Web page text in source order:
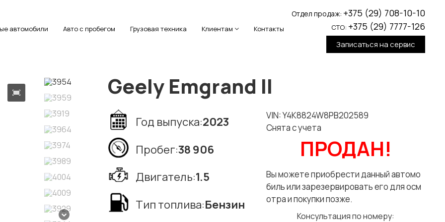
автомобили Авто с пробегом Грузовая техника Клиентам Контакты
Отдел продаж: +375 (29) 708-10-10
СТО: +375 (29) 7777-126
Записаться на сервис
Geely Emgrand II
Год выпуска:2023
Пробег:38 906
Двигатель:1.5
Тип топлива:Бензин
VIN: Y4K8824W8PB202589
Снята с учета
ПРОДАН!
Вы можете приобрести данный автомо
биль или зарезервировать его для осм
отра и покупки позже.
Консультация по номеру: